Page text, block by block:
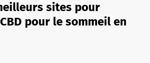
sites pour
pour le sommeil en